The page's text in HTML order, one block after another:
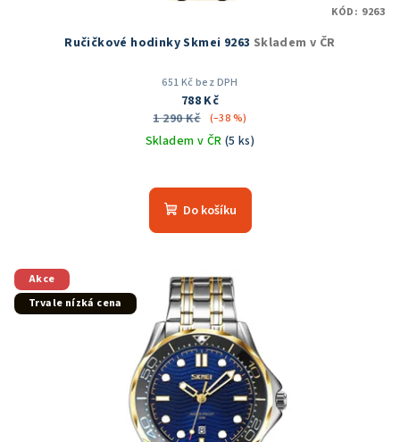
Ručičkové hodinky Skmei 9263 Skladem v ČR
651 Kč bez DPH
788 Kč
1 290 Kč
(–38 %)
Skladem v ČR (5 ks)
hodnocení
produktu
5
hvězdiček.
Do košíku
KÓD: 9263
Akce
Trvale nízká cena